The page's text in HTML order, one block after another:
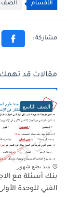
الأقسام الصف
مقالات قد تهمك
الصف التاسع
منذ بضع شهور
بنك أسئلة مع
الفني للوحدة